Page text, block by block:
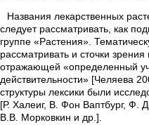
Названия лекарственных
следует рассматривать, как
группе «Растения».
рассматривать и сточки
отражающей «определенный
действительности» [Челяева
структуры лексики были
[Р. Халеиг, В. Фон Ваптбург, Ф.
В.В. Морковкин и др.].